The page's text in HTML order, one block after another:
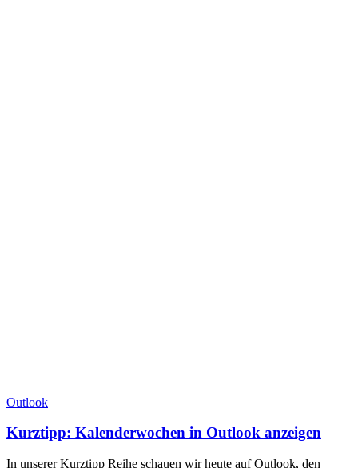
Outlook
Kurztipp: Kalenderwochen in Outlook anzeigen
In unserer Kurztipp Reihe schauen wir heute auf Outlook, den